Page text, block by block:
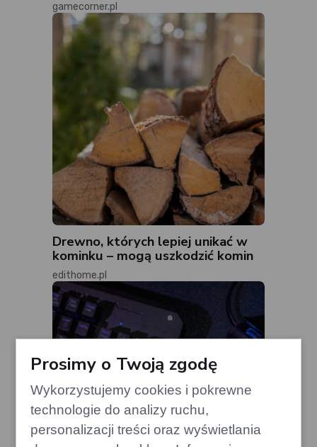
gamecorner.pl
Drewno, których lepiej unikać w
kominku – mogą uszkodzić komin
edithome.pl
Prosimy o Twoją zgodę
Wykorzystujemy cookies i pokrewne
technologie do analizy ruchu,
personalizacji treści oraz wyświetlania